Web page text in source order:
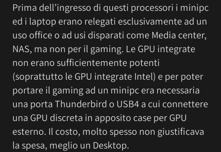
Prima dell’ingresso di questi processori i minipc
ed i laptop erano relegati esclusivamente ad un
uso office o ad usi disparati come Media center,
NAS, ma non per il gaming. Le GPU integrate
non erano sufficientemente potenti
(soprattutto le GPU integrate Intel) e per poter
portare il gaming ad un minipc era necessaria
una porta Thunderbird o USB4 a cui connettere
una GPU discreta in apposito case per GPU
esterno. Il costo, molto spesso non giustificava
la spesa, meglio un Desktop.